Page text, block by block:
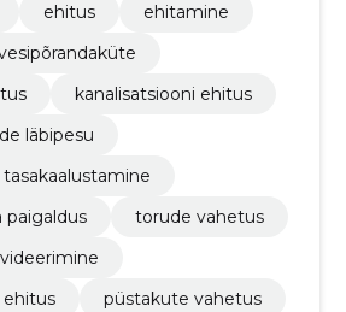
ehitus
ehitamine
kanalisatsiooni ehitus
läbipesu
paigaldus
torude vahetus
püstakute vahetus